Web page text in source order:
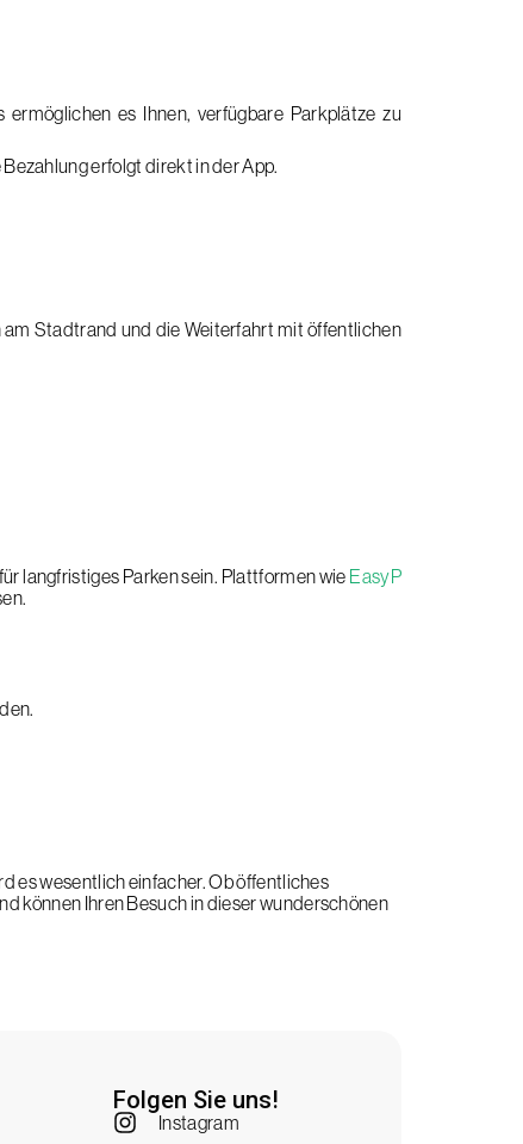
es Ihnen, verfügbare Parkplätze zu
erfolgt direkt in der App.
Stadtrand und die Weiterfahrt mit öffentlichen
langfristiges Parken sein. Plattformen wie EasyP
es wesentlich einfacher. Ob öffentliches
können Ihren Besuch in dieser wunderschönen
Folgen Sie uns!
Instagram